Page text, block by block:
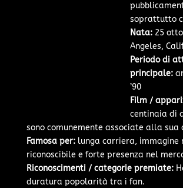
soprattutto
Nata:25
Angeles,
Periodo di
principale:
’90
Film /
centinaia di
sono comunemente associate alla sua
Famosa per:lunga carriera, immagine
riconoscibile e forte presenza nel
Riconoscimenti / categorie premiate:
duratura popolarità tra i fan.